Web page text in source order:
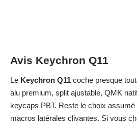
Avis Keychron Q11
Le Keychron Q11 coche presque
alu premium, split ajustable, QMK
keycaps PBT. Reste le choix assumé
macros latérales clivantes. Si vous